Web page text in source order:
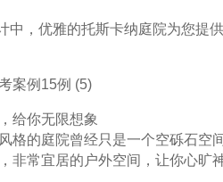
中，优雅的托斯卡纳庭院为您提
给你无限想象
格的庭院曾经只是一个空砾石空
非常宜居的户外空间，让你心旷神